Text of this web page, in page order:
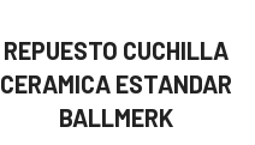
REPUESTO CUCHILLA
CERAMICA ESTANDAR
BALLMERK